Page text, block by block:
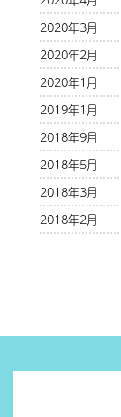
2020年3月
2020年2月
2020年1月
2019年1月
2018年9月
2018年5月
2018年3月
2018年2月